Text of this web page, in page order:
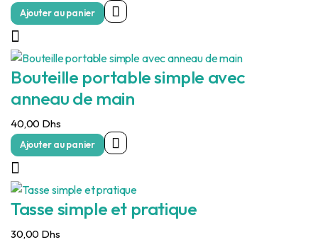
Ajouter au panier
Bouteille portable simple avec
anneau de main
40,00 Dhs
Ajouter au panier
Tasse simple et pratique
30,00 Dhs